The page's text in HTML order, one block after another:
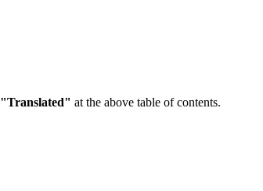
"Translated" at the above table of contents.